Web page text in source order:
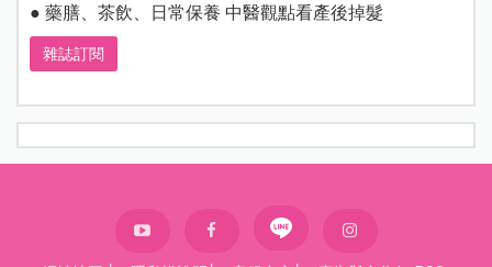
● 藥膳、茶飲、日常保養 中醫觀點看產後掉髮
雜誌訂閱